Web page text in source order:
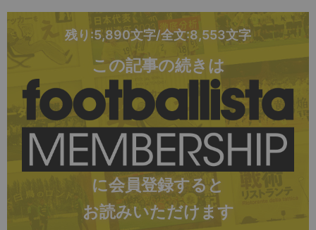
残り:5,890文字/全文:8,553文字
この記事の続きは
に会員登録すると
お読みいただけます